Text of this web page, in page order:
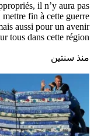
il n’y aura pas
fin à cette guerre
aussi pour un avenir
tous dans cette région .
منذ سنتين